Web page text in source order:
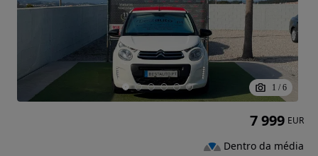
1 / 6
7 999 EUR
Dentro da média